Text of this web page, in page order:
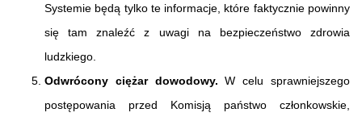
Systemie będą tylko te informacje, które faktycznie powinny
się tam znaleźć z uwagi na bezpieczeństwo zdrowia
ludzkiego.
Odwrócony ciężar dowodowy. W celu sprawniejszego
postępowania przed Komisją państwo członkowskie,